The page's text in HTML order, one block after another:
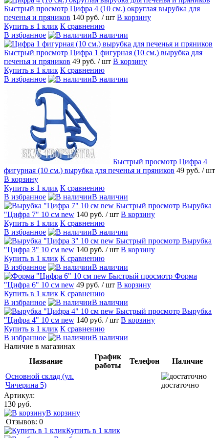
Быстрый просмотр Цифра 4 (10 см.) округлая вырубка для
печенья и пряников 140 руб. / шт В корзину
Купить в 1 клик К сравнению
В избранное
В наличии
Быстрый просмотр Цифра 1 фигурная (10 см.) вырубка для
печенья и пряников 49 руб. / шт В корзину
Купить в 1 клик К сравнению
В избранное
В наличии
Быстрый просмотр Цифра 4
фигурная (10 см.) вырубка для печенья и пряников 49 руб. / шт
В корзину
Купить в 1 клик К сравнению
В избранное
В наличии
Быстрый просмотр Вырубка
"Цифра 7" 10 см new 140 руб. / шт В корзину
Купить в 1 клик К сравнению
В избранное
В наличии
Быстрый просмотр Вырубка
"Цифра 3" 10 см new 140 руб. / шт В корзину
Купить в 1 клик К сравнению
В избранное
В наличии
Быстрый просмотр Форма
"Цифра 6" 10 см new 49 руб. / шт В корзину
Купить в 1 клик К сравнению
В избранное
В наличии
Быстрый просмотр Вырубка
"Цифра 4" 10 см new 140 руб. / шт В корзину
Купить в 1 клик К сравнению
В избранное
В наличии
Наличие в магазинах
Название
График
работы
Телефон
Наличие
Основной склад (ул.
Чичерина 5)
достаточно
Артикул:
130 руб.
В корзину
Отзывов: 0
Купить в 1 клик